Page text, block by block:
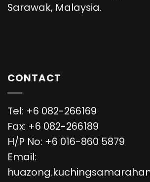
Sarawak, Malaysia.
CONTACT
Tel: +6 082-266169
Fax: +6 082-266189
H/P No: +6 016-860 5879
Email: